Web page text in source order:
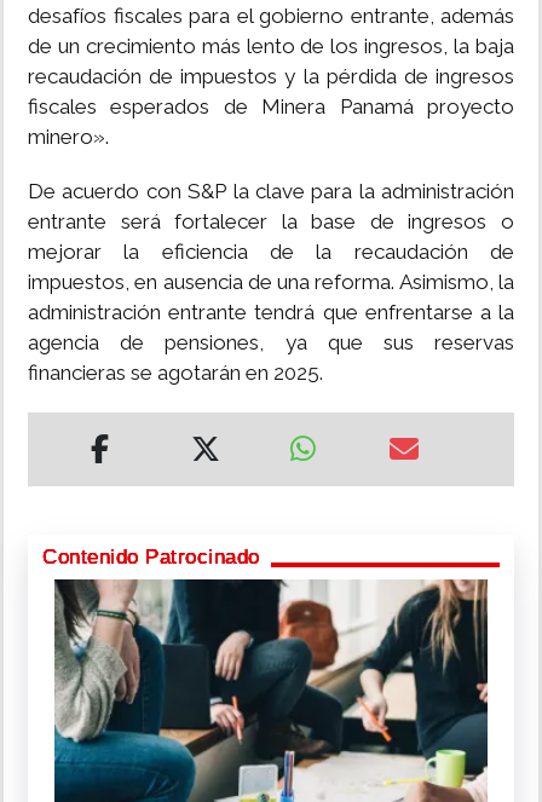
desafíos fiscales para el gobierno entrante, además
de un crecimiento más lento de los ingresos, la baja
recaudación de impuestos y la pérdida de ingresos
fiscales esperados de Minera Panamá proyecto
minero».
De acuerdo con S&P la clave para la administración
entrante será fortalecer la base de ingresos o
mejorar la eficiencia de la recaudación de
impuestos, en ausencia de una reforma. Asimismo, la
administración entrante tendrá que enfrentarse a la
agencia de pensiones, ya que sus reservas
financieras se agotarán en 2025.
Contenido Patrocinado